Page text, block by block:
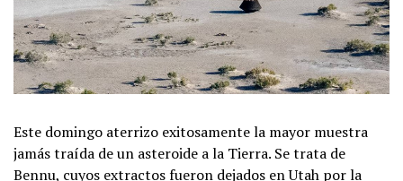
Este domingo aterrizo exitosamente la mayor muestra
jamás traída de un asteroide a la Tierra. Se trata de
Bennu, cuyos extractos fueron dejados en Utah por la